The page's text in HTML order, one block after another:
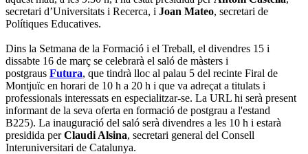
secretari d’Universitats i Recerca, i Joan Mateo, secretari de
Polítiques Educatives.
Dins la Setmana de la Formació i el Treball, el divendres 15 i
dissabte 16 de març se celebrarà el saló de màsters i
postgraus Futura, que tindrà lloc al palau 5 del recinte Firal de
Montjuïc en horari de 10 h a 20 h i que va adreçat a titulats i
professionals interessats en especialitzar-se. La URL hi serà present
informant de la seva oferta en formació de postgrau a l'estand
B225). La inauguració del saló serà divendres a les 10 h i estarà
presidida perClaudi Alsina, secretari general del Consell
Interuniversitari de Catalunya.